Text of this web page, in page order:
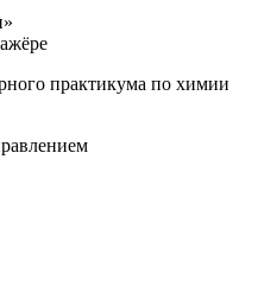
практикума по химии